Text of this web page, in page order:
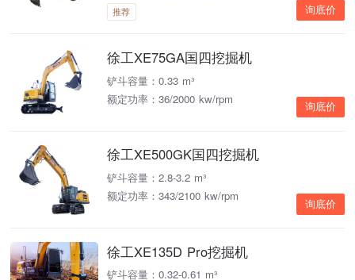
推荐 询底价
徐工XE75GA国四挖掘机
铲斗容量：0.33 m³
额定功率：36/2000 kw/rpm
询底价
徐工XE500GK国四挖掘机
铲斗容量：2.8-3.2 m³
额定功率：343/2100 kw/rpm
询底价
徐工XE135D Pro挖掘机
铲斗容量：0.32-0.61 m³